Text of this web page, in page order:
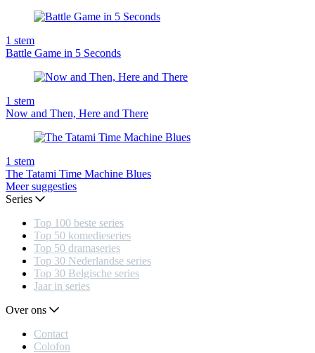
1 stem
Battle Game in 5 Seconds
1 stem
Now and Then, Here and There
1 stem
The Tatami Time Machine Blues
Meer suggesties
Series
Top 100 beste series
Top 50 komedieseries
Top 50 dramaseries
Top 30 Nederlandse series
Top 30 Belgische series
Jaar in series
Over ons
Contact
Colofon